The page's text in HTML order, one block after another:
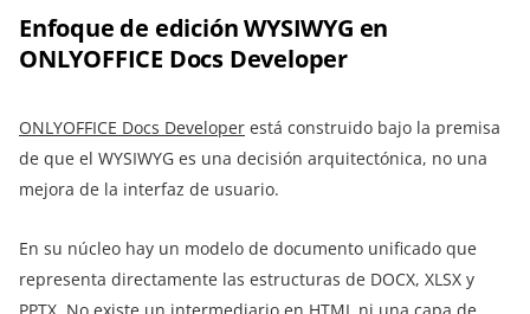
Enfoque de edición WYSIWYG en
ONLYOFFICE Docs Developer
ONLYOFFICE Docs Developer está construido bajo la premisa
de que el WYSIWYG es una decisión arquitectónica, no una
mejora de la interfaz de usuario.
En su núcleo hay un modelo de documento unificado que
representa directamente las estructuras de DOCX, XLSX y